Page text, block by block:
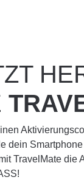
dein
TravelMate die